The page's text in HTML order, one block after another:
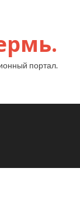
портал.